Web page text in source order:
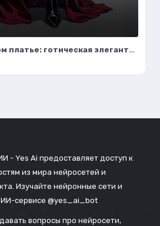
Вампирша в бархатном платье: готическая элегантность и таинственная красота ночи. Изображение из нейросети Flux Ai
- Yes Ai предоставляет доступ к
из мира нейросетей и
Изучайте нейронные сети и
сервисе @yes_ai_bot
вопросы про нейросети,